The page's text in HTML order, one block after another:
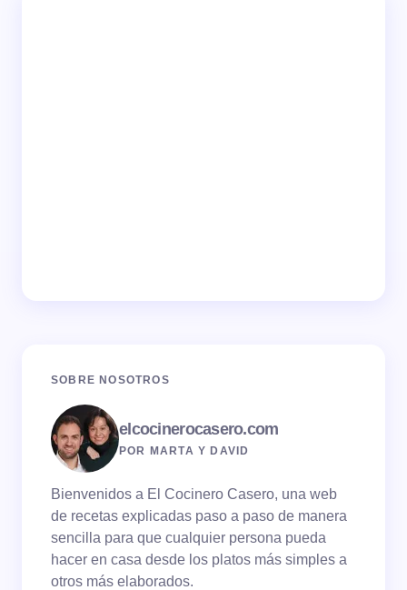
SOBRE NOSOTROS
elcocinerocasero.com
POR MARTA Y DAVID
Bienvenidos a El Cocinero Casero, una web
de recetas explicadas paso a paso de manera
sencilla para que cualquier persona pueda
hacer en casa desde los platos más simples a
otros más elaborados.